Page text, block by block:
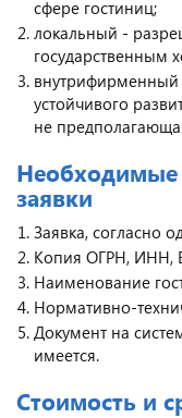
сфере гостиниц;
локальный -
государственным
внутрифирменный
устойчивого
не
Необходимые
заявки
Заявка, согласно
Копия ОГРН, ИНН,
Наименование
Нормативно-
Документ на
имеется.
Стоимость и